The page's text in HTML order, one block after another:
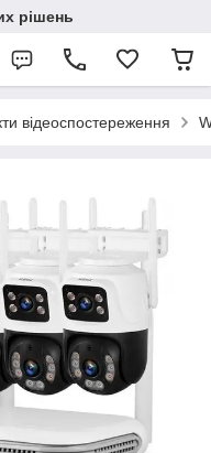
рішень
відеоспостереження